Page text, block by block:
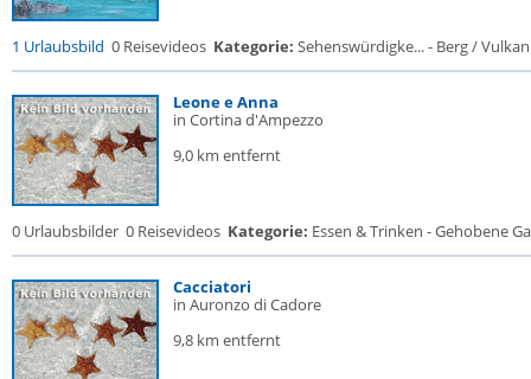
1 Urlaubsbild 0 Reisevideos Kategorie: Sehenswürdigke... - Berg / Vulkan
Leone e Anna
in Cortina d'Ampezzo
9,0 km entfernt
0 Urlaubsbilder 0 Reisevideos Kategorie: Essen & Trinken - Gehobene
Cacciatori
in Auronzo di Cadore
9,8 km entfernt